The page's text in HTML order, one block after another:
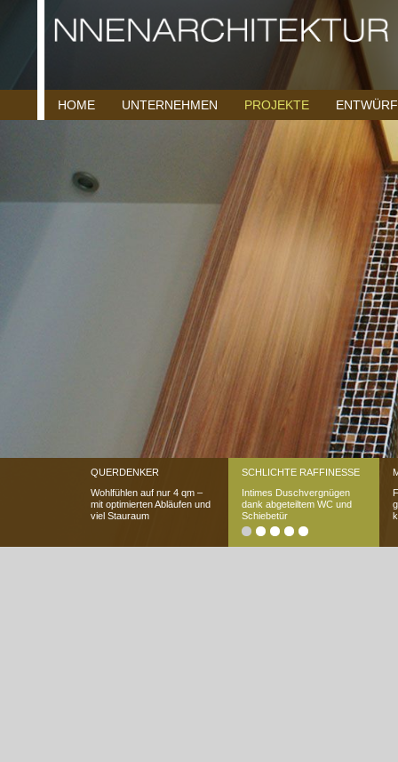
HOME UNTERNEHMEN PROJEKTE
QUERDENKER
Wohlfühlen auf nur 4 qm –
mit optimierten Abläufen und
viel Stauraum
SCHLICHTE RAFFINESSE
Intimes Duschvergnügen
dank abgeteiltem WC und
Schiebetür